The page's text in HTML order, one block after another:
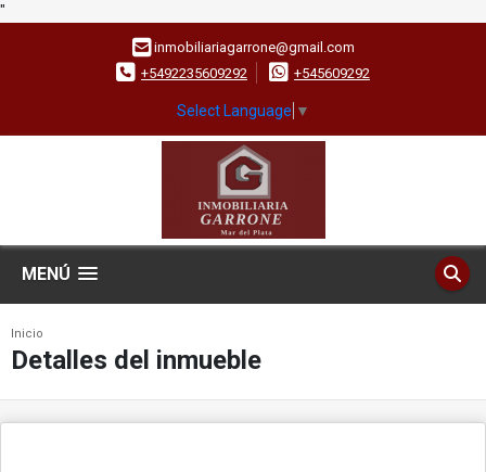
"
inmobiliariagarrone@gmail.com
+5492235609292
+545609292
Select Language ▼
MENÚ
Inicio
Detalles del inmueble